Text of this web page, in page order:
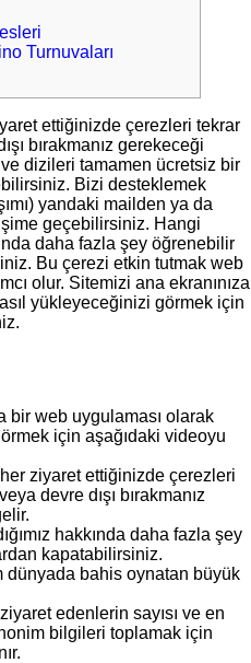
Turnuvaları
ettiğinizde çerezleri tekrar
bırakmanız gerekeceği
dizileri tamamen ücretsiz bir
Bizi desteklemek
yandaki mailden ya da
geçebilirsiniz. Hangi
daha fazla şey öğrenebilir
Bu çerezi etkin tutmak web
olur. Sitemizi ana ekranınıza
yükleyeceğinizi görmek için
bir web uygulaması olarak
için aşağıdaki videoyu
ziyaret ettiğinizde çerezleri
devre dışı bırakmanız
hakkında daha fazla şey
kapatabilirsiniz.
dünyada bahis oynatan büyük
edenlerin sayısı ve en
bilgileri toplamak için